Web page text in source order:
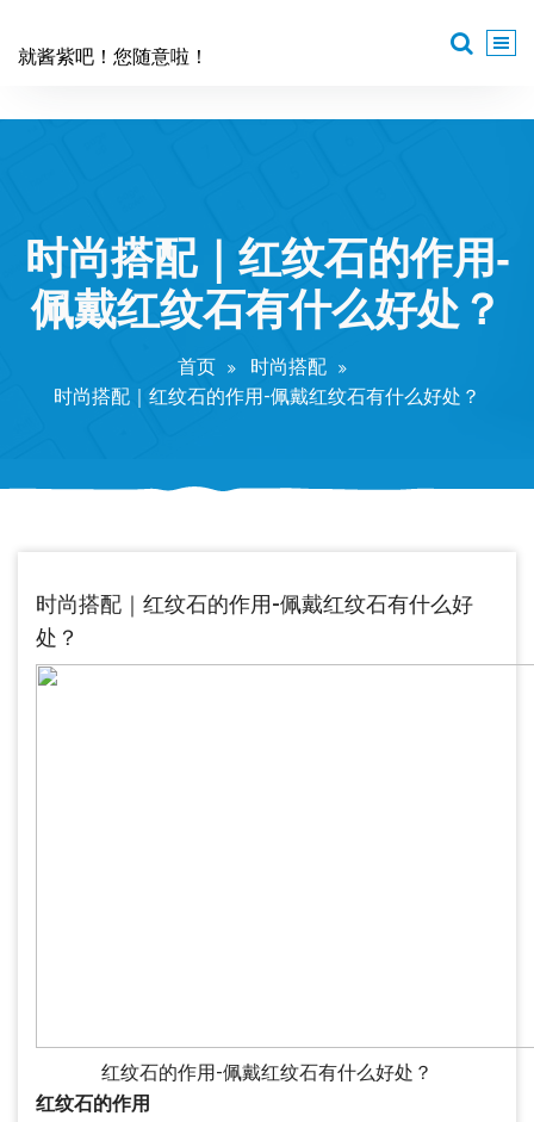
就酱紫吧！您随意啦！
时尚搭配｜红纹石的作用-
佩戴红纹石有什么好处？
首页
时尚搭配
时尚搭配｜红纹石的作用-佩戴红纹石有什么好处？
时尚搭配｜红纹石的作用-佩戴红纹石有什么好
处？
红纹石的作用-佩戴红纹石有什么好处？
红纹石的作用